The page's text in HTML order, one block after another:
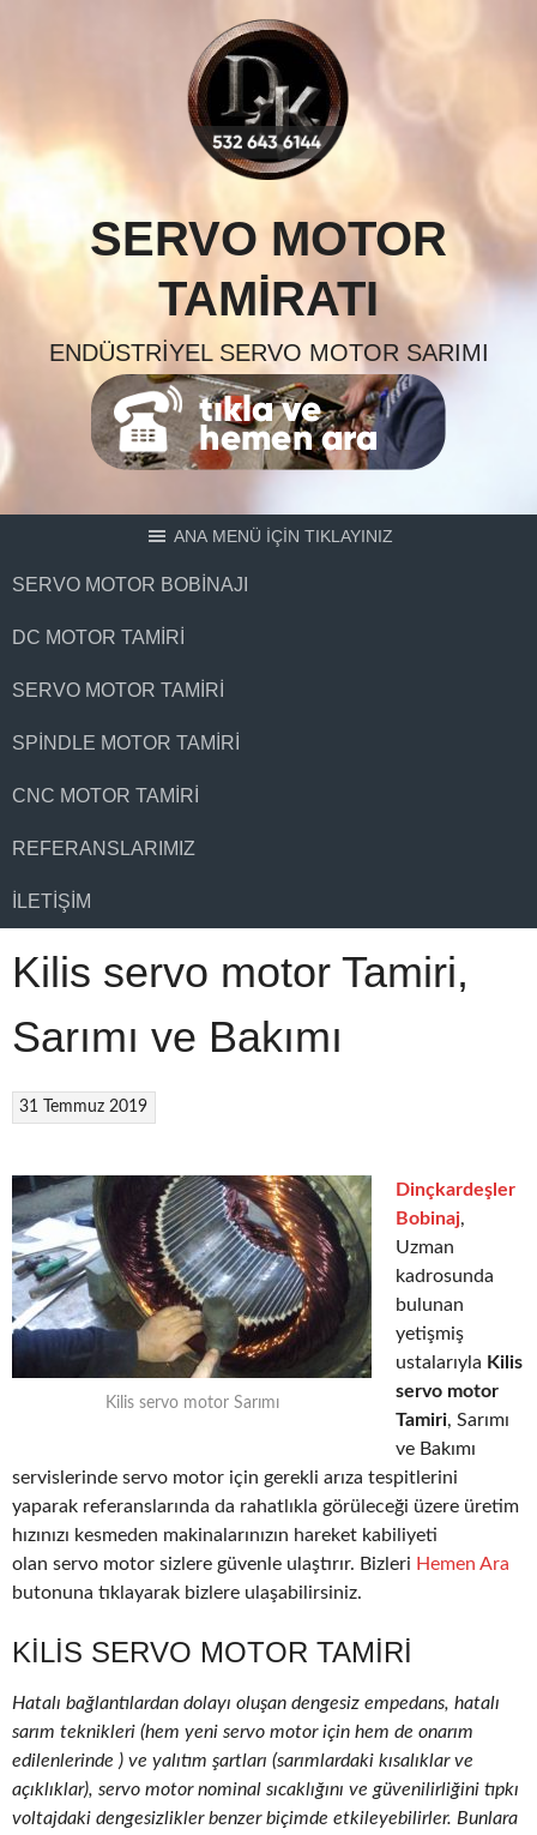
SERVO MOTOR
TAMIRATI
ENDÜSTRIYEL SERVO MOTOR SARIMI
ANA MENÜ İÇİN TIKLAYINIZ
SERVO MOTOR BOBINAJI
DC MOTOR TAMIRI
SERVO MOTOR TAMIRI
SPINDLE MOTOR TAMIRI
CNC MOTOR TAMIRI
REFERANSLARIMIZ
İLETIŞIM
Kilis servo motor Tamiri,
Sarımı ve Bakımı
31 Temmuz 2019
Kilis servo motor Sarımı
Dinçkardeşler
Bobinaj,
Uzman
kadrosunda
bulunan
yetişmiş
ustalarıyla Kilis
servo motor
Tamiri, Sarımı
ve Bakımı
servislerinde servo motor için gerekli arıza tespitlerini
yaparak referanslarında da rahatlıkla görüleceği üzere üretim
hızınızı kesmeden makinalarınızın hareket kabiliyeti
olan servo motor sizlere güvenle ulaştırır. Bizleri Hemen Ara
butonuna tıklayarak bizlere ulaşabilirsiniz.
KILIS SERVO MOTOR TAMIRI
Hatalı bağlantılardan dolayı oluşan dengesiz empedans, hatalı
sarım teknikleri (hem yeni servo motor için hem de onarım
edilenlerinde ) ve yalıtım şartları (sarımlardaki kısalıklar ve
açıklıklar), servo motor nominal sıcaklığını ve güvenilirliğini tıpkı
voltajdaki dengesizlikler benzer biçimde etkileyebilirler. Bunlara